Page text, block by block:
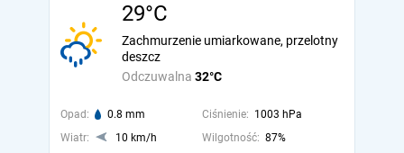
29°C
Odczuwalna 32°C
Zachmurzenie umiarkowane, przelotny
deszcz
Opad: 0.8 mm Ciśnienie: 1003 hPa
Wiatr:
10 km/h Wilgotność: 87%